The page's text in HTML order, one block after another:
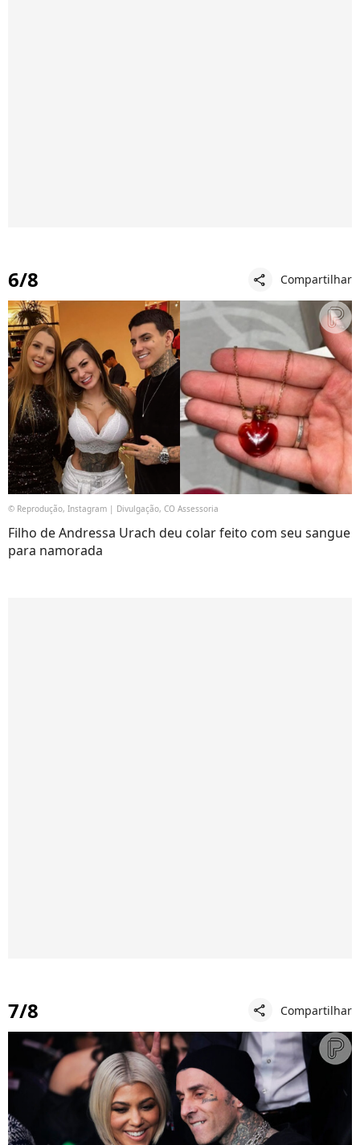
6/8 share Compartilhar
© Reprodução, Instagram | Divulgação, CO Assessoria
Filho de Andressa Urach deu colar feito com seu sangue
para namorada
7/8 share Compartilhar